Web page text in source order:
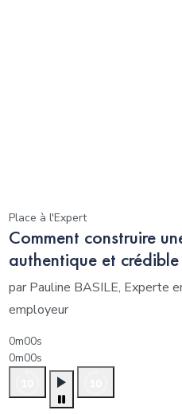
Place à l'Expert
Comment construire
authentique et crédible
par Pauline BASILE, Experte
employeur
0m00s
0m00s